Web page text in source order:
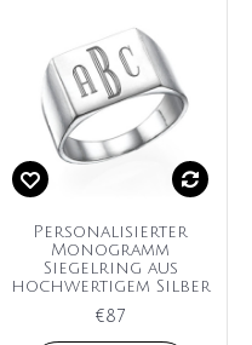
Personalisierter
Monogramm
Siegelring aus
hochwertigem Silber
€87